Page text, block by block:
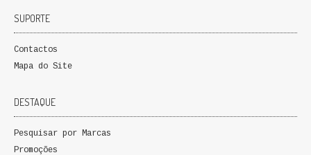
POLÍTICA
CIÊNCIA POLITICA
COLEÇÃO ATENA
OUTROS TEMAS
SUPORTE
Contactos
Mapa do Site
DESTAQUE
Pesquisar por Marcas
Promoções